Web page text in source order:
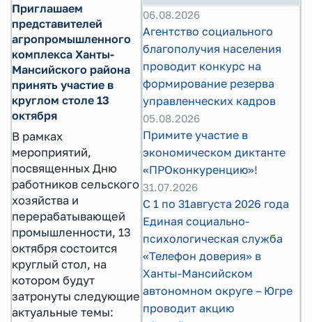
Приглашаем
представителей
агропромышленного
комплекса Ханты-
Мансийского района
принять участие в
круглом столе 13
октября
В рамках
мероприятий,
посвященных Дню
работников сельского
хозяйства и
перерабатывающей
промышленности, 13
октября состоится
круглый стол, на
котором будут
затронуты следующие
актуальные темы:
06.08.2026
Агентство социального
благополучия населения
проводит конкурс на
формирование резерва
управленческих кадров
05.08.2026
Примите участие в
экономическом диктанте
«ПРОконкуренцию»!
31.07.2026
С 1 по 31августа 2026 года
Единая социально-
психологическая служба
«Телефон доверия» в
Ханты-Мансийском
автономном округе – Югре
проводит акцию